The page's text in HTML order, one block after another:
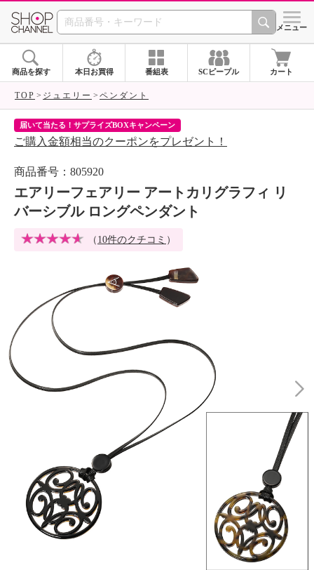
SHOP CHANNEL シメニュー
商品を探す 本日お買得 番組表 SCピープル カート
TOP ジュエリー ペンダント
届いて当たる！サプライズBOXキャンペーン
ご購入金額相当のクーポンをプレゼント！
商品番号：805920
エアリーフェアリー アートカリグラフィ リ
バーシブル ロングペンダント
（ 10件のクチコミ ）